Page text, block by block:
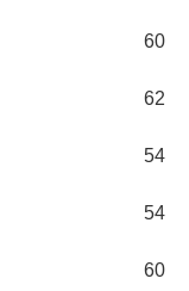
60
62
54
54
60